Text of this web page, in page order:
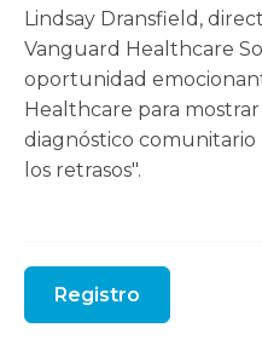
Lindsay Dransfield,
Vanguard Healthcare
oportunidad
Healthcare para
diagnóstico
los retrasos".
Registro